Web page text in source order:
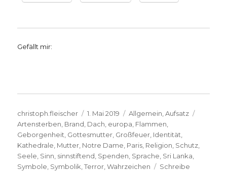
Gefällt mir:
Autor
christoph.fleischer
Veröffentlicht
am
1. Mai 2019 Kategorien
Allgemein ,Aufsatz
Artensterben Brand Dach europa Flammen
Geborgenheit Gottesmutter Großfeuer Identität
Kathedrale Mutter Notre Dame Paris Religion Schutz
Seele Sinn sinnstiftend Spenden Sprache Sri Lanka
Symbole Symbolik ,Terror ,Wahrzeichen
Schreibe